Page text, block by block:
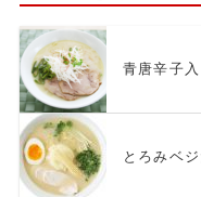
青唐辛子
とろみベ